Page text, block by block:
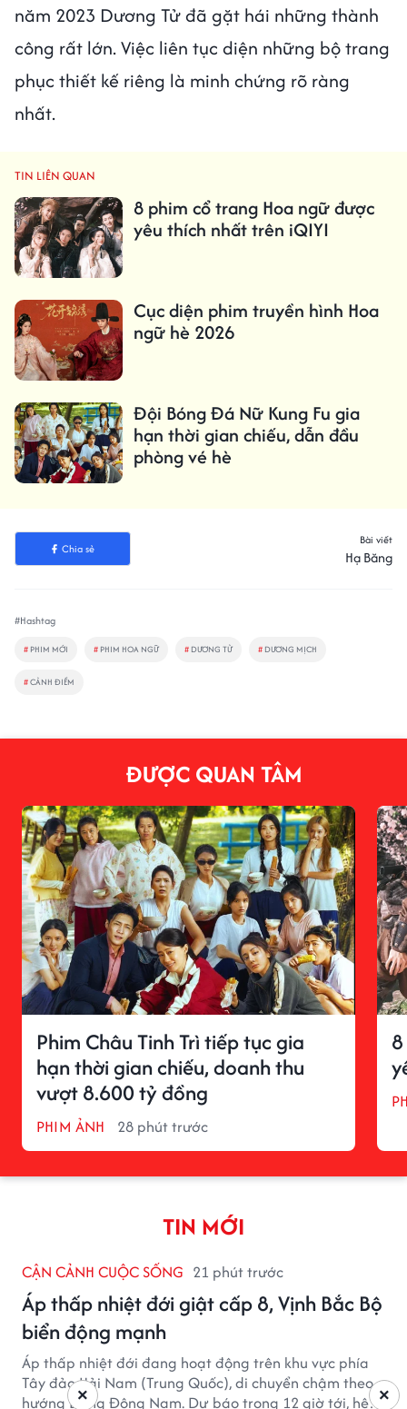
năm 2023 Dương Tử đã gặt hái những thành
công rất lớn. Việc liên tục diện những bộ trang
phục thiết kế riêng là minh chứng rõ ràng
nhất.
TIN LIÊN QUAN
8 phim cổ trang Hoa ngữ được
yêu thích nhất trên iQIYI
Cục diện phim truyền hình Hoa
ngữ hè 2026
Đội Bóng Đá Nữ Kung Fu gia
hạn thời gian chiếu, dẫn đầu
phòng vé hè
Chia sẻ
Bài viết
Hạ Băng
#Hashtag
# PHIM MỚI # PHIM HOA NGỮ # DƯƠNG TỬ # DƯƠNG MỊCH
#CẢNH ĐIỀM
ĐƯỢC QUAN TÂM
Phim Châu Tinh Trì tiếp tục gia
hạn thời gian chiếu, doanh thu
vượt 8.600 tỷ đồng
PHIM ẢNH 28 phút trước
TIN MỚI
CẬN CẢNH CUỘC SỐNG 21 phút trước
Áp thấp nhiệt đới giật cấp 8, Vịnh Bắc Bộ
biển động mạnh
Áp thấp nhiệt đới đang hoạt động trên khu vực phía
Tây đảo Hải Nam (Trung Quốc), di chuyển chậm theo
hướng Đông Đông Nam. Dự báo trong 12 giờ tới, hệ ×
×